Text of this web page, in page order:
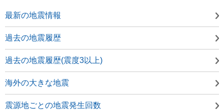
最新の地震情報
過去の地震履歴
過去の地震履歴(震度3以上)
海外の大きな地震
震源地ごとの地震発生回数